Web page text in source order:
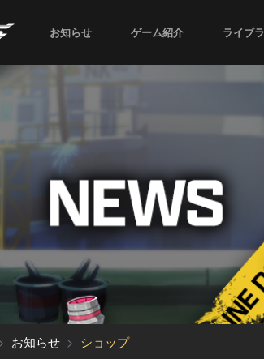
お知らせ ゲーム紹介 ライブ
お知らせ ショップ